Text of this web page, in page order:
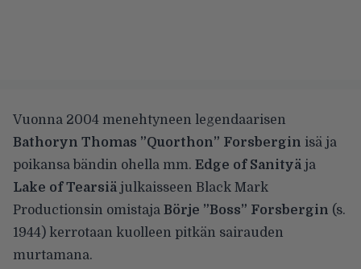
Vuonna 2004 menehtyneen legendaarisen
Bathoryn Thomas ”Quorthon” Forsbergin isä ja
poikansa bändin ohella mm. Edge of Sanityä ja
Lake of Tearsiä julkaisseen Black Mark
Productionsin omistaja Börje ”Boss” Forsbergin (s.
1944) kerrotaan kuolleen pitkän sairauden
murtamana.